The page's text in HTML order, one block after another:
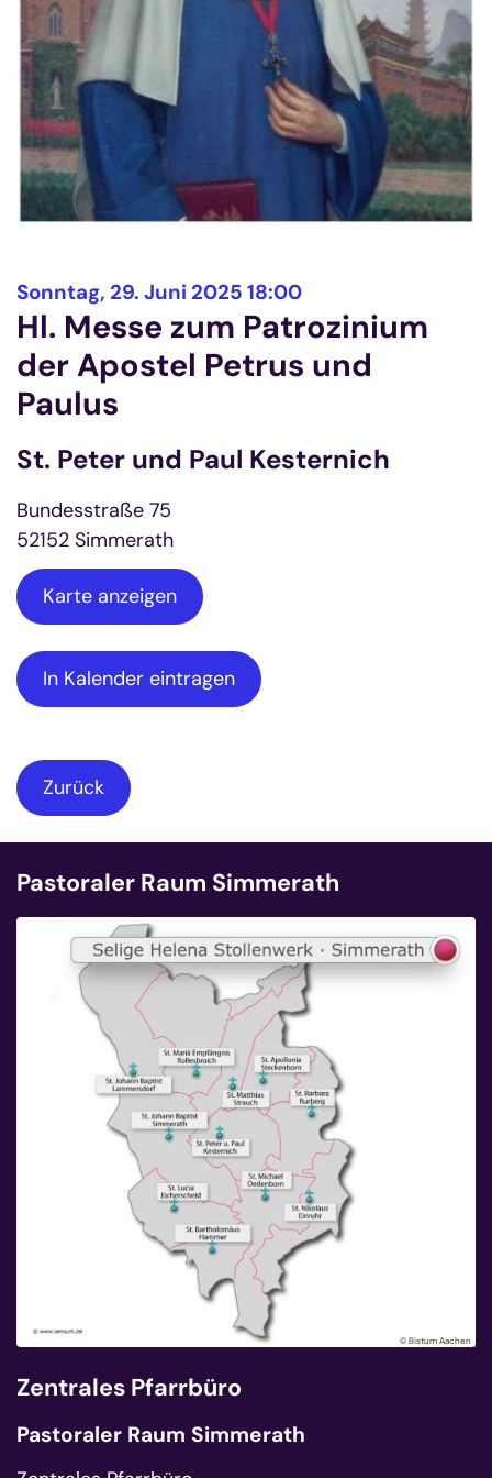
Sonntag, 29. Juni 2025 18:00:
Hl. Messe zum Patrozinium
der Apostel Petrus und
Paulus
St. Peter und Paul Kesternich
Bundesstraße 75
52152 Simmerath
Karte anzeigen
In Kalender eintragen
Zurück
Pastoraler Raum Simmerath
© Bistum Aachen
Zentrales Pfarrbüro
Pastoraler Raum Simmerath